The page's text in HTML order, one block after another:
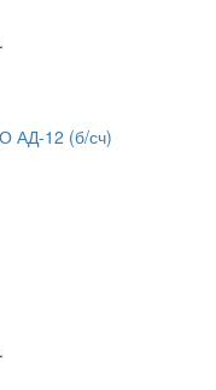
АД-12 (б/сч)